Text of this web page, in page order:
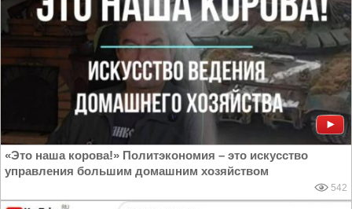
«Это наша корова!» Политэкономия – это искусство
управления большим домашним хозяйством
542